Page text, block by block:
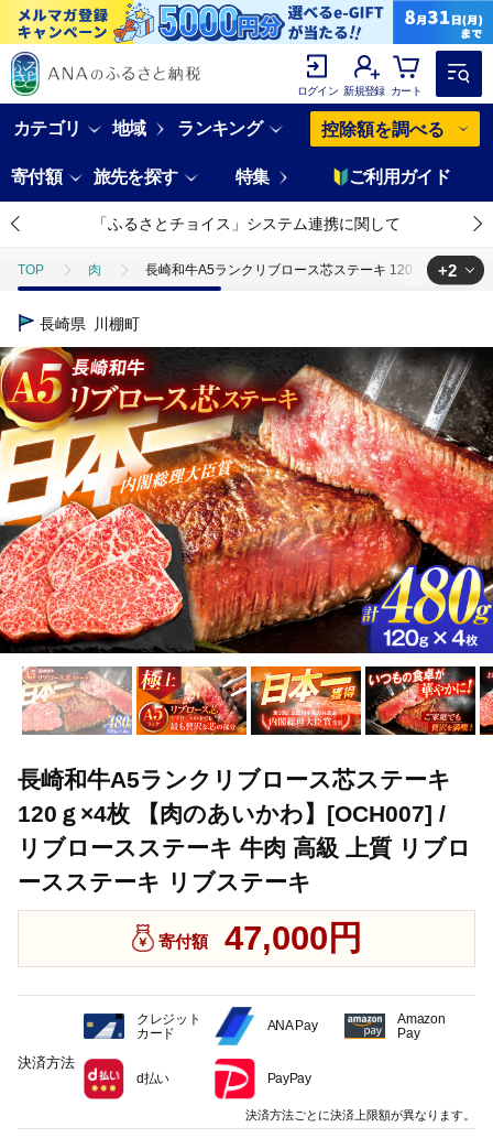
ログイン 新規登録 カート
カテゴリ 地域 ランキング 控除額を調べる
寄付額 旅先を探す 特集 ご利用ガイド
「ふるさとチョイス」システム連携に関して
TOP 肉 長崎和牛A5ランクリブロース芯ステーキ 120ｇ×4枚 【肉
TOP
TOP 肉 牛肉 ステーキ(牛肉) 長崎和牛A5ランクリ
+2
長崎県 川棚町
長崎和牛A5ランクリブロース芯ステーキ
120ｇ×4枚 【肉のあいかわ】[OCH007] /
リブロースステーキ 牛肉 高級 上質 リブロ
ースステーキ リブステーキ
寄付額 47,000円
決済方法
クレジット
カード
ANA Pay
Amazon
Pay
d払い PayPay
決済方法ごとに決済上限額が異なります。